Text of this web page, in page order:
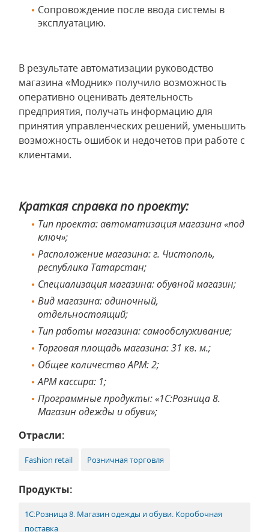
Сопровождение после ввода системы в
эксплуатацию.
В результате автоматизации руководство
магазина «Модник» получило возможность
оперативно оценивать деятельность
предприятия, получать информацию для
принятия управленческих решений, уменьшить
возможность ошибок и недочетов при работе с
клиентами.
Краткая справка по проекту:
Тип проекта: автоматизация магазина «под
ключ»;
Расположение магазина: г. Чистополь,
республика Татарстан;
Специализация магазина: обувной магазин;
Вид магазина: одиночный,
отдельностоящий;
Тип работы магазина: самообслуживание;
Торговая площадь магазина: 31 кв. м.;
Общее количество АРМ: 2;
АРМ кассира: 1;
Программные продукты: «1С:Розница 8.
Магазин одежды и обуви»;
Отрасли:
Fashion retail Розничная торговля
Продукты:
1С:Розница 8. Магазин одежды и обуви. Коробочная
поставка